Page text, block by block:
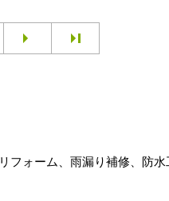
ォーム、雨漏り補修、防水